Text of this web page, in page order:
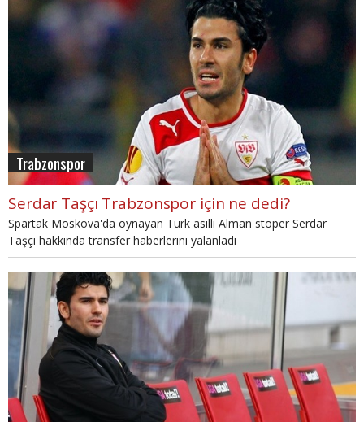
Trabzonspor
Serdar Taşçı Trabzonspor için ne dedi?
Spartak Moskova'da oynayan Türk asıllı Alman stoper Serdar
Taşçı hakkında transfer haberlerini yalanladı